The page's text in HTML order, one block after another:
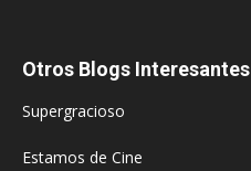
Otros Blogs Interesantes
Supergracioso
Estamos de Cine